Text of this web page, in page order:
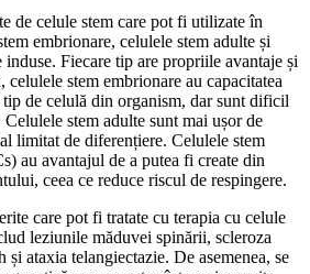
de celule stem care pot fi utilizate în
embrionare, celulele stem adulte și
Fiecare tip are propriile avantaje și
celulele stem embrionare au capacitatea
de celulă din organism, dar sunt dificil
stem adulte sunt mai ușor de
limitat de diferențiere. Celulele stem
au avantajul de a putea fi create din
ceea ce reduce riscul de respingere.
care pot fi tratate cu terapia cu celule
leziunile măduvei spinării, scleroza
ataxia telangiectazie. De asemenea, se